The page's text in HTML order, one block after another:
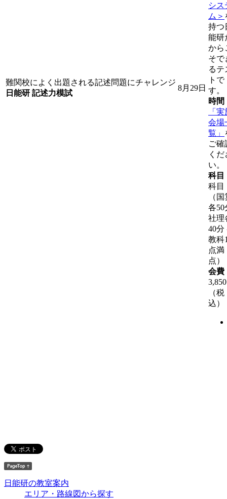
難関校によく出題される記述問題にチャレンジ
日能研 記述力模試
8月29日
シス
ム＞
持つ
能研
から
そで
るテ
トで
す。
時間
「
会場
覧」
ご確
くだ
い。
科目
科目
（
各50
社理
40分
教科
点満
点）
会費
（税
込）
日能研の教室案内
エリア・路線図から探す